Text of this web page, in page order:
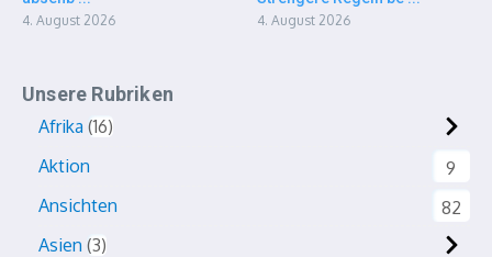
4. August 2026 4. August 2026
Unsere Rubriken
Afrika 16
Aktion
9
Ansichten
82
Asien 3